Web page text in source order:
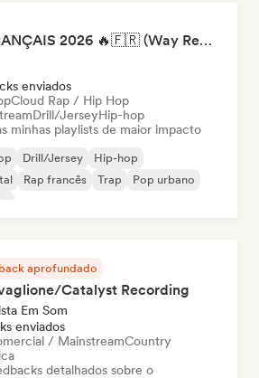
RAP FRANÇAIS 2026 🔥🇫🇷 (Way Records)
enviados
Cloud Rap / Hip Hop
Drill/JerseyHip-hop
minhas playlists de maior impacto
Drill/Jersey
Hip-hop
Rap francês Trap
Pop urbano
aprofundado
Catalyst Recording
Em Som
enviados
/ MainstreamCountry
detalhados sobre o